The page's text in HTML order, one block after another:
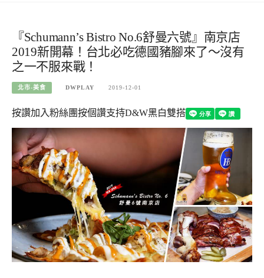
『Schumann’s Bistro No.6舒曼六號』南京店
2019新開幕！台北必吃德國豬腳來了～沒有
之一不服來戰！
北市-美食 DWPLAY 2019-12-01
按讚加入粉絲團按個讚支持D&W黑白雙搭